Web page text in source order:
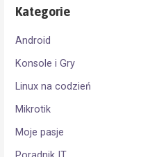
Kategorie
Android
Konsole i Gry
Linux na codzień
Mikrotik
Moje pasje